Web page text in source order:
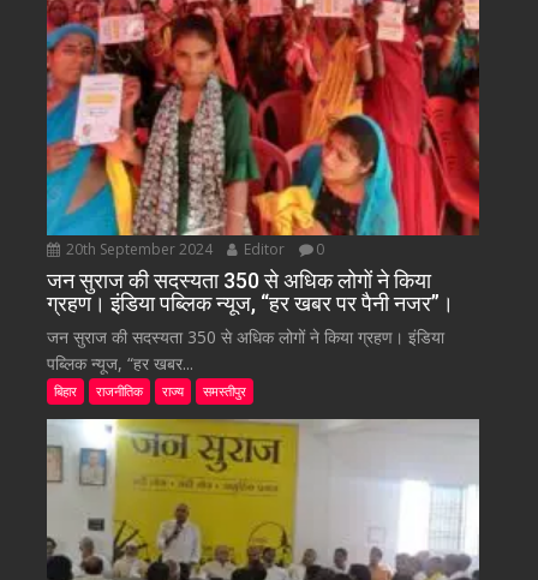
20th September 2024 Editor 0
जन सुराज की सदस्यता 350 से अधिक लोगों ने किया
ग्रहण। इंडिया पब्लिक न्यूज, “हर खबर पर पैनी नजर”।
जन सुराज की सदस्यता 350 से अधिक लोगों ने किया ग्रहण। इंडिया
पब्लिक न्यूज, “हर खबर...
बिहार राजनीतिक राज्य समस्तीपुर